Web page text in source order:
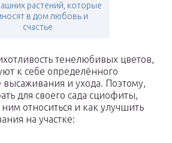
растений, которые
в дом любовь и
счастье
тенелюбивых цветов,
к себе определённого
высаживания и ухода. Поэтому,
для своего сада сциофиты,
ним относиться и как улучшить
на участке: